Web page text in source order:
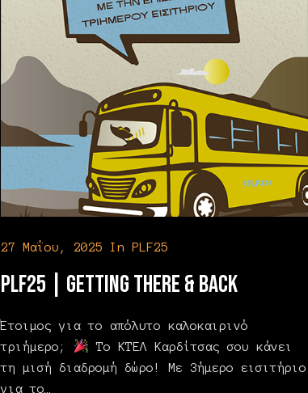
27 Μαΐου, 2025 In PLF25
PLF25 | Getting There & Back
Έτοιμος για το απόλυτο καλοκαιρινό
τριήμερο;
Το ΚΤΕΛ Καρδίτσας σου κάνει
τη μισή διαδρομή δώρο! Με 3ήμερο εισιτήριο
για το…